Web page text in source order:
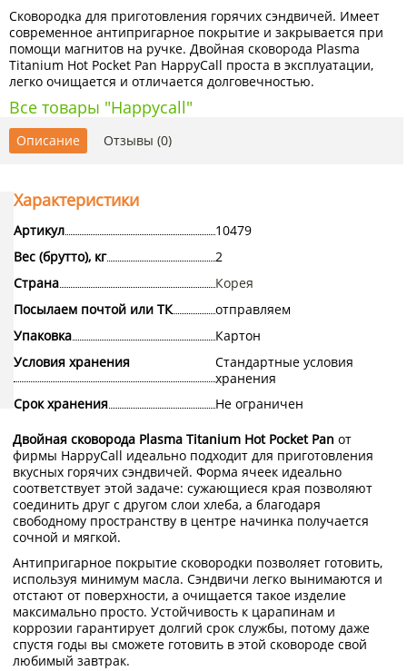
Сковородка для приготовления горячих сэндвичей. Имеет
современное антипригарное покрытие и закрывается при
помощи магнитов на ручке. Двойная сковорода Plasma
Titanium Hot Pocket Pan HappyCall проста в эксплуатации,
легко очищается и отличается долговечностью.
Все товары "Happycall"
Описание Отзывы (0)
Характеристики
Артикул
10479
Вес (брутто), кг
2
Страна
Корея
Посылаем почтой или ТК
отправляем
Упаковка
Картон
Условия хранения
Стандартные условия
хранения
Срок хранения
Не ограничен
Двойная сковорода Plasma Titanium Hot Pocket Pan от
фирмы HappyCall идеально подходит для приготовления
вкусных горячих сэндвичей. Форма ячеек идеально
соответствует этой задаче: сужающиеся края позволяют
соединить друг с другом слои хлеба, а благодаря
свободному пространству в центре начинка получается
сочной и мягкой.
Антипригарное покрытие сковородки позволяет готовить,
используя минимум масла. Сэндвичи легко вынимаются и
отстают от поверхности, а очищается такое изделие
максимально просто. Устойчивость к царапинам и
коррозии гарантирует долгий срок службы, потому даже
спустя годы вы сможете готовить в этой сковороде свой
любимый завтрак.